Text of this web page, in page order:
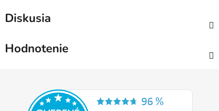
Diskusia
Hodnotenie